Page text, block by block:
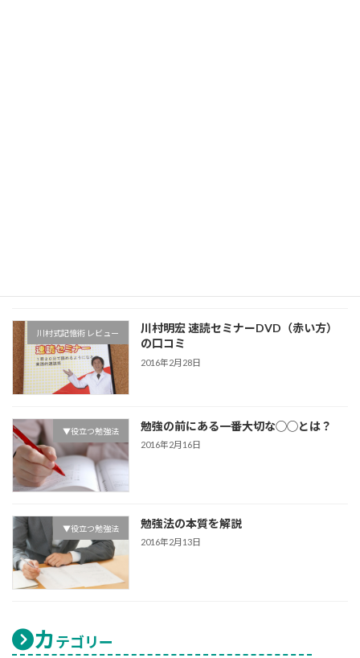
川村式記憶術 レビュー
川村明宏 速読セミナーDVD（赤い方）
の口コミ
2016年2月28日
▼役立つ勉強法 勉強の前にある一番大切な◯◯とは？
2016年2月16日
▼役立つ勉強法 勉強法の本質を解説
2016年2月13日
カテゴリー